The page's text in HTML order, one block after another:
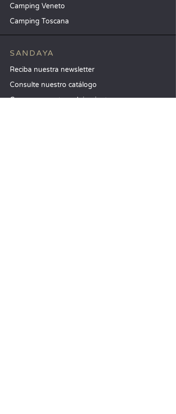
Camping Veneto
Camping Toscana
SANDAYA
Reciba nuestra newsletter
Consulte nuestro catálogo
Compare nuestros alojamientos